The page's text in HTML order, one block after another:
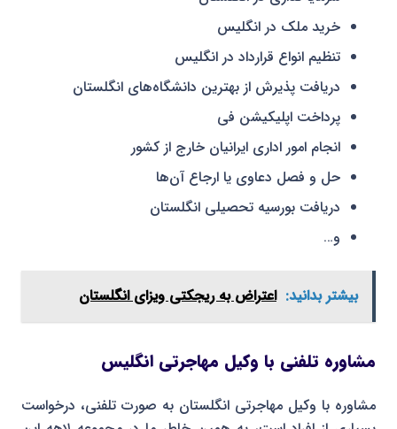
خرید ملک در انگلیس
تنظیم انواع قرارداد در انگلیس
دریافت پذیرش از بهترین دانشگاه‌های انگلستان
پرداخت اپلیکیشن فی
انجام امور اداری ایرانیان خارج از کشور
حل و فصل دعاوی یا ارجاع آن‌ها
دریافت بورسیه تحصیلی انگلستان
و…
بیشتر بدانید: اعتراض به ریجکتی ویزای انگلستان
مشاوره تلفنی با وکیل مهاجرتی انگلیس
مشاوره با وکیل مهاجرتی انگلستان به صورت تلفنی، درخواست